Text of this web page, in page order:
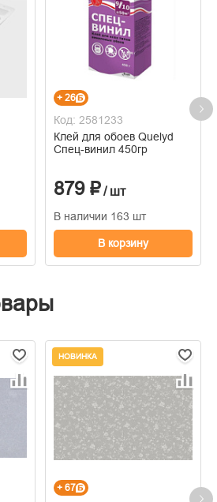
+ 26
Код: 2581233
Клей для обоев Quelyd
Спец-винил 450гр
879 ₽/ шт
В наличии 163 шт
В корзину
НОВИНКА
+ 67